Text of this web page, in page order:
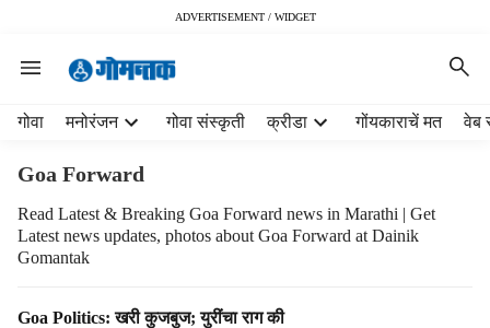
ADVERTISEMENT / WIDGET
गोवा मनोरंजन गोवा संस्कृती क्रीडा गोंयकाराचें मत वेब
Goa Forward
Read Latest & Breaking Goa Forward news in Marathi | Get
Latest news updates, photos about Goa Forward at Dainik
Gomantak
T
Goa Politics: खरी कुजबुज; युरींचा राग की